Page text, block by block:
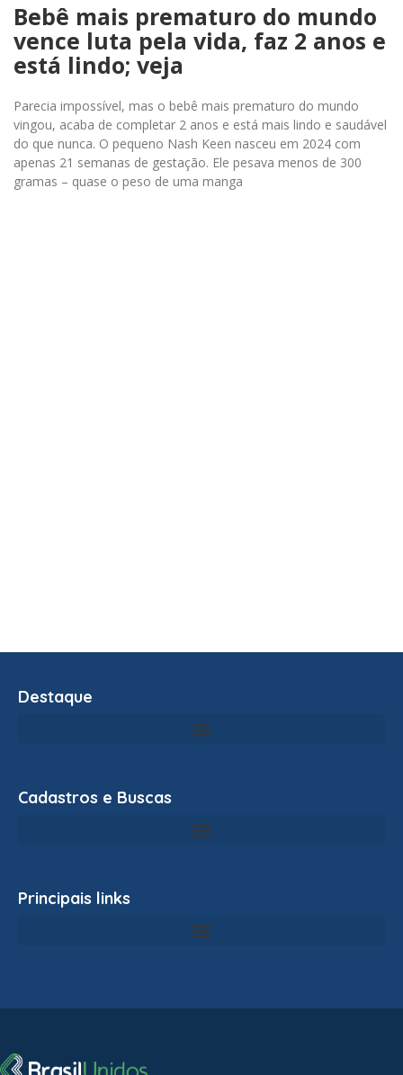
Bebê mais prematuro do mundo
vence luta pela vida, faz 2 anos e
está lindo; veja
Parecia impossível, mas o bebê mais prematuro do mundo
vingou, acaba de completar 2 anos e está mais lindo e saudável
do que nunca. O pequeno Nash Keen nasceu em 2024 com
apenas 21 semanas de gestação. Ele pesava menos de 300
gramas – quase o peso de uma manga
Destaque
Cadastros e Buscas
Principais links